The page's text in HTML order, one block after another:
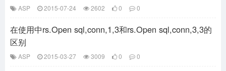
ASP 2015-07-24 2602 0 0
在使用中rs.Open sql,conn,1,3和rs.Open sql,conn,3,3的
区别
ASP 2015-03-27 3009 0 0